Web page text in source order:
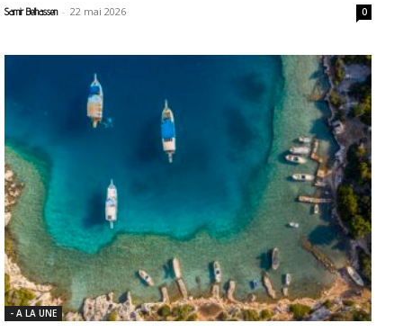
Samir Belhassen - 22 mai 2026 0
- A LA UNE